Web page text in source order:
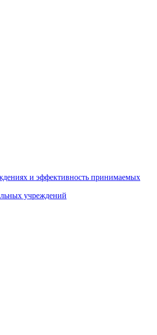
и эффективность принимаемых
учреждений